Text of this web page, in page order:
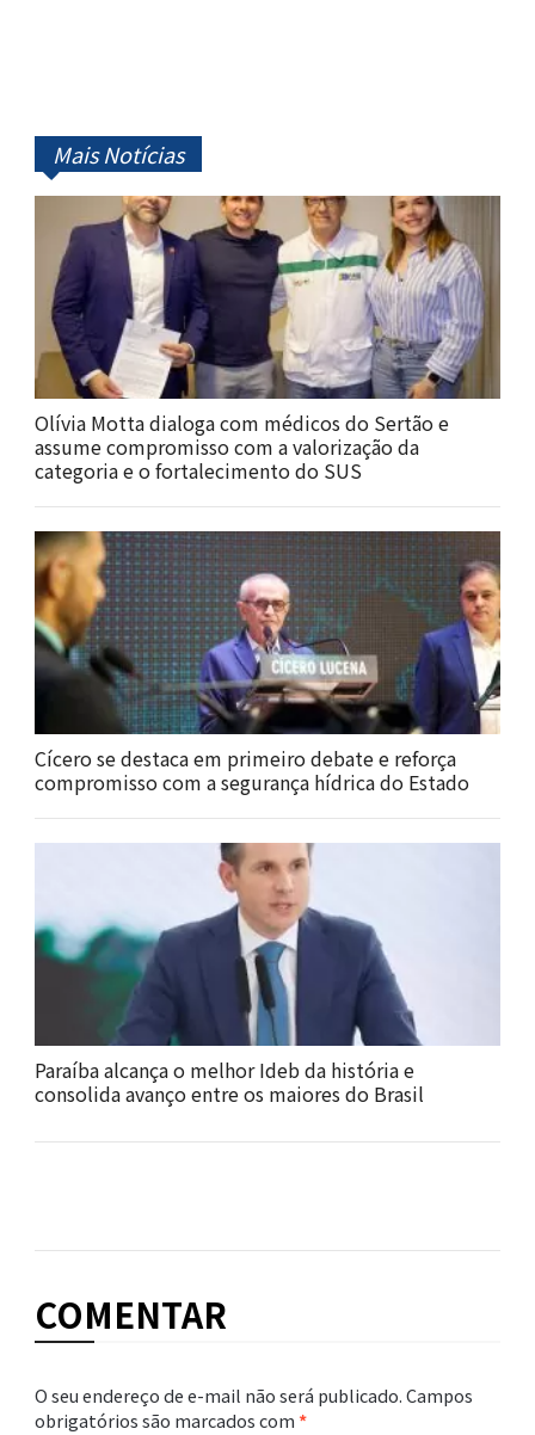
Mais Notícias
Olívia Motta dialoga com médicos do Sertão e
assume compromisso com a valorização da
categoria e o fortalecimento do SUS
Cícero se destaca em primeiro debate e reforça
compromisso com a segurança hídrica do Estado
Paraíba alcança o melhor Ideb da história e
consolida avanço entre os maiores do Brasil
COMENTAR
O seu endereço de e-mail não será publicado.Campos
obrigatórios são marcados com*